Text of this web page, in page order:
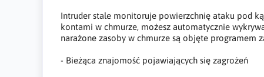
Intruder stale monitoruje powierzchnię ataku pod
kontami w chmurze, możesz automatycznie
narażone zasoby w chmurze są objęte programem
- Bieżąca znajomość pojawiających się zagrożeń